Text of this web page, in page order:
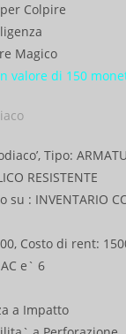
Colpire
Magico
valore di 150
Tipo:
RESISTENTE
su : INVENTARIO
Costo di rent:
e` 6
a Impatto